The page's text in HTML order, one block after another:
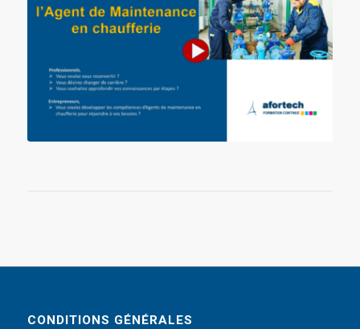
CONDITIONS GÉNÉRALES